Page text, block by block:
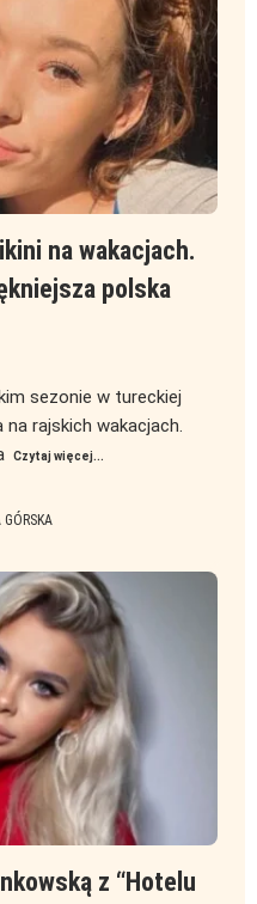
na wakacjach.
polska
sezonie w tureckiej
rajskich wakacjach.
Czytaj więcej...
z “Hotelu